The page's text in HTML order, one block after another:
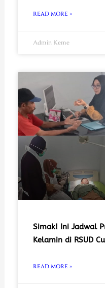
READ MORE »
Admin Keme
Simak! Ini Jadwal
Kelamin di RSUD
READ MORE »